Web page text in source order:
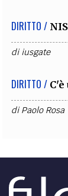
DIRITTO /
diiusgate
DIRITTO /
diPaolo Rosa